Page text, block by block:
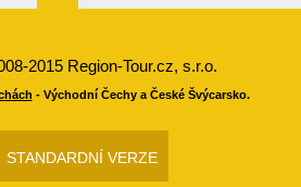
2015 Region-Tour.cz, s.r.o.
- Východní Čechy a České Švýcarsko.
STANDARDNÍ VERZE